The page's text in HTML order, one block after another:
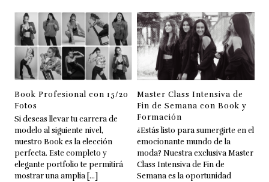
Book Profesional con 15/20
Fotos
Si deseas llevar tu carrera de
modelo al siguiente nivel,
nuestro Book es la elección
perfecta. Este completo y
elegante portfolio te permitirá
mostrar una amplia […]
Master Class Intensiva de
Fin de Semana con Book y
Formación
¿Estás listo para sumergirte en el
emocionante mundo de la
moda? Nuestra exclusiva Master
Class Intensiva de Fin de
Semana es la oportunidad